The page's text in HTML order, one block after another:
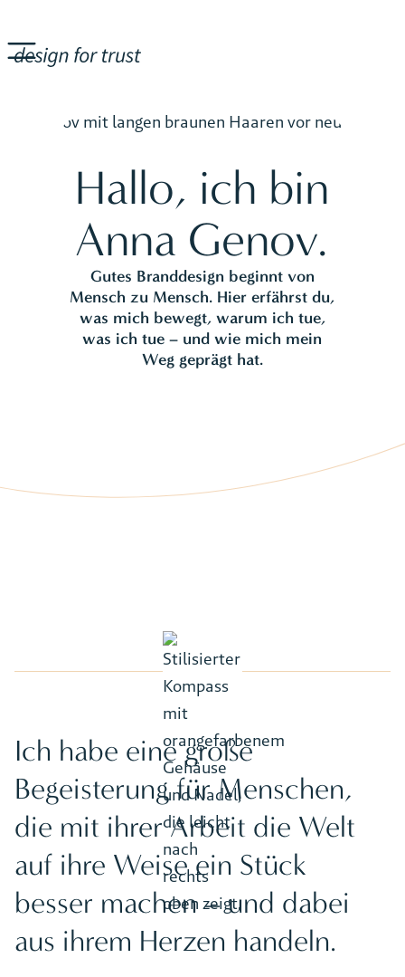
Hallo, ich bin
Anna Genov.
Gutes Branddesign beginnt von
Mensch zu Mensch. Hier erfährst du,
was mich bewegt, warum ich tue,
was ich tue – und wie mich mein
Weg geprägt hat.
Ich habe eine große
Begeisterung für Menschen,
die mit ihrer Arbeit die Welt
auf ihre Weise ein Stück
besser machen – und dabei
aus ihrem Herzen handeln.